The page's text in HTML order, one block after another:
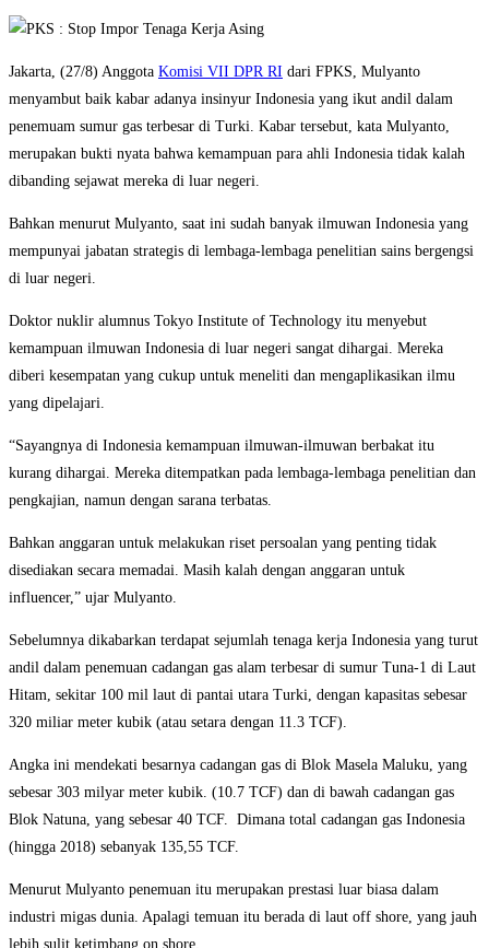
Jakarta, (27/8) Anggota Komisi VII DPR RI dari FPKS, Mulyanto
menyambut baik kabar adanya insinyur Indonesia yang ikut andil dalam
penemuam sumur gas terbesar di Turki. Kabar tersebut, kata Mulyanto,
merupakan bukti nyata bahwa kemampuan para ahli Indonesia tidak kalah
dibanding sejawat mereka di luar negeri.
Bahkan menurut Mulyanto, saat ini sudah banyak ilmuwan Indonesia yang
mempunyai jabatan strategis di lembaga-lembaga penelitian sains bergengsi
di luar negeri.
Doktor nuklir alumnus Tokyo Institute of Technology itu menyebut
kemampuan ilmuwan Indonesia di luar negeri sangat dihargai. Mereka
diberi kesempatan yang cukup untuk meneliti dan mengaplikasikan ilmu
yang dipelajari.
“Sayangnya di Indonesia kemampuan ilmuwan-ilmuwan berbakat itu
kurang dihargai. Mereka ditempatkan pada lembaga-lembaga penelitian dan
pengkajian, namun dengan sarana terbatas.
Bahkan anggaran untuk melakukan riset persoalan yang penting tidak
disediakan secara memadai. Masih kalah dengan anggaran untuk
influencer,” ujar Mulyanto.
Sebelumnya dikabarkan terdapat sejumlah tenaga kerja Indonesia yang turut
andil dalam penemuan cadangan gas alam terbesar di sumur Tuna-1 di Laut
Hitam, sekitar 100 mil laut di pantai utara Turki, dengan kapasitas sebesar
320 miliar meter kubik (atau setara dengan 11.3 TCF).
Angka ini mendekati besarnya cadangan gas di Blok Masela Maluku, yang
sebesar 303 milyar meter kubik. (10.7 TCF) dan di bawah cadangan gas
Blok Natuna, yang sebesar 40 TCF. Dimana total cadangan gas Indonesia
(hingga 2018) sebanyak 135,55 TCF.
Menurut Mulyanto penemuan itu merupakan prestasi luar biasa dalam
industri migas dunia. Apalagi temuan itu berada di laut off shore, yang jauh
lebih sulit ketimbang on shore.